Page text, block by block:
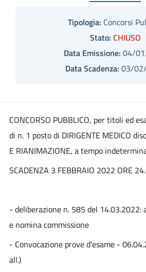
Tipologia: Concorsi
Stato: CHIUSO
Data Emissione: 04/
Data Scadenza: 03/
CONCORSO PUBBLICO, per titoli ed
di n. 1 posto di DIRIGENTE MEDICO
E RIANIMAZIONE, a tempo
SCADENZA 3 FEBBRAIO 2022 ORE
- deliberazione n. 585 del 14.03.2022:
e nomina commissione
- Convocazione prove d'esame -
all.)